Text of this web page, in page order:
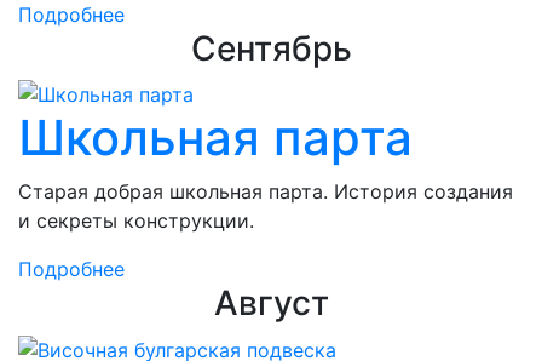
Подробнее
Сентябрь
Школьная парта
Старая добрая школьная парта. История создания
и секреты конструкции.
Подробнее
Август